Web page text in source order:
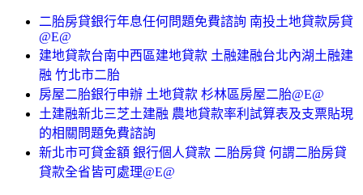
二胎房貸銀行年息任何問題免費諮詢 南投土地貸款房貸
@E@
建地貸款台南中西區建地貸款 土融建融台北內湖土融建
融 竹北市二胎
房屋二胎銀行申辦 土地貸款 杉林區房屋二胎@E@
土建融新北三芝土建融 農地貸款率利試算表及支票貼現
的相關問題免費諮詢
新北市可貸金額 銀行個人貸款 二胎房貸 何謂二胎房貸
貸款全省皆可處理@E@